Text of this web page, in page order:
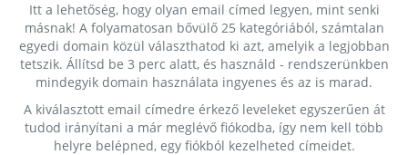
Itt a lehetőség, hogy olyan email címed legyen, mint senki
másnak! A folyamatosan bővülő 25 kategóriából, számtalan
egyedi domain közül választhatod ki azt, amelyik a legjobban
tetszik. Állítsd be 3 perc alatt, és használd - rendszerünkben
mindegyik domain használata ingyenes és az is marad.
A kiválasztott email címedre érkező leveleket egyszerűen át
tudod irányítani a már meglévő fiókodba, így nem kell több
helyre belépned, egy fiókból kezelheted címeidet.